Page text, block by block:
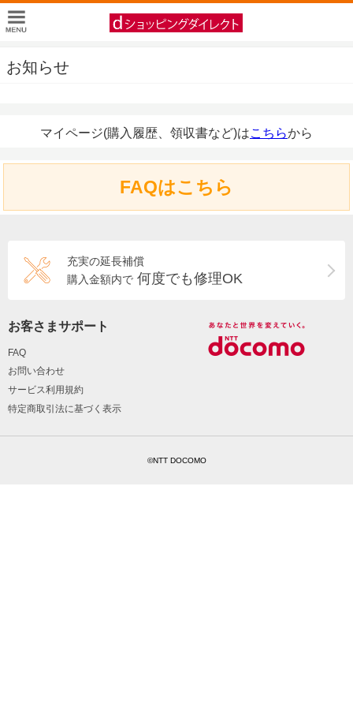
お知らせ
マイページ(購入履歴、領収書など)はこちらから
FAQはこちら
充実の延長補償
購入金額内で 何度でも修理OK
お客さまサポート
FAQ
お問い合わせ
サービス利用規約
特定商取引法に基づく表示
©NTT DOCOMO